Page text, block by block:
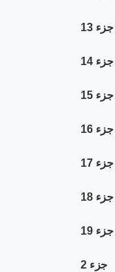
جزء 13
جزء 14
جزء 15
جزء 16
جزء 17
جزء 18
جزء 19
جزء 2